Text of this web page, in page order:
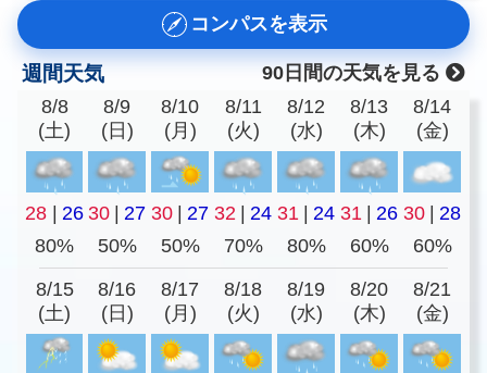
コンパスを表示
週間天気
90日間の天気を見る
8/8
(土)
8/9
(日)
8/10
(月)
8/11
(火)
8/12
(水)
8/13
(木)
8/14
(金)
28 26 30 27 30 27 32 24 31 24 31 26 30
28
80%
50% 50% 70% 80% 60% 60%
8/15
(土)
8/16
(日)
8/17
(月)
8/18
(火)
8/19
(水)
8/20
(木)
8/21
(金)